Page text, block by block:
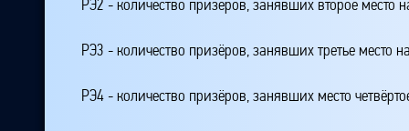
РЭ2 - количество призёров, занявших второе место
РЭ3 - количество призёров, занявших третье место
РЭ4 - количество призёров, занявших место